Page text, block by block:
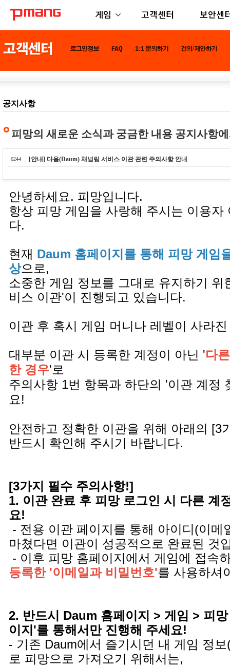
게임 고객센터 보안센
공지사항
피망의 새로운 소식과 궁금한 내용 공지사항
6244 [안내] 다음(Daum) 채널링 서비스 이관 관련 주의사항 안내
안녕하세요. 피망입니다.
항상 피망 게임을 사랑해 주시는 이용자
다.
현재 Daum 홈페이지를 통해 피망 게임
상으로,
소중한 게임 정보를 그대로 유지하기 위
비스 이관'이 진행되고 있습니다.
이관 후 혹시 게임 머니나 레벨이 사라
대부분 이관 시 등록한 계정이 아닌 '다
한 경우'로
주의사항 1번 항목과 하단의 '이관 계정
요!
안전하고 정확한 이관을 위해 아래의 [3
반드시 확인해 주시기 바랍니다.
[3가지 필수 주의사항!]
1. 이관 완료 후 피망 로그인 시 다른 계
요!
- 전용 이관 페이지를 통해 아이디(이메
마쳤다면 이관이 성공적으로 완료된 것
- 이후 피망 홈페이지에서 게임에 접속
등록한 '이메일과 비밀번호'를 사용하셔
2. 반드시 Daum 홈페이지 > 게임 > 피
이지'를 통해서만 진행해 주세요!
- 기존 Daum에서 즐기시던 내 게임 정
로 피망으로 가져오기 위해서는,